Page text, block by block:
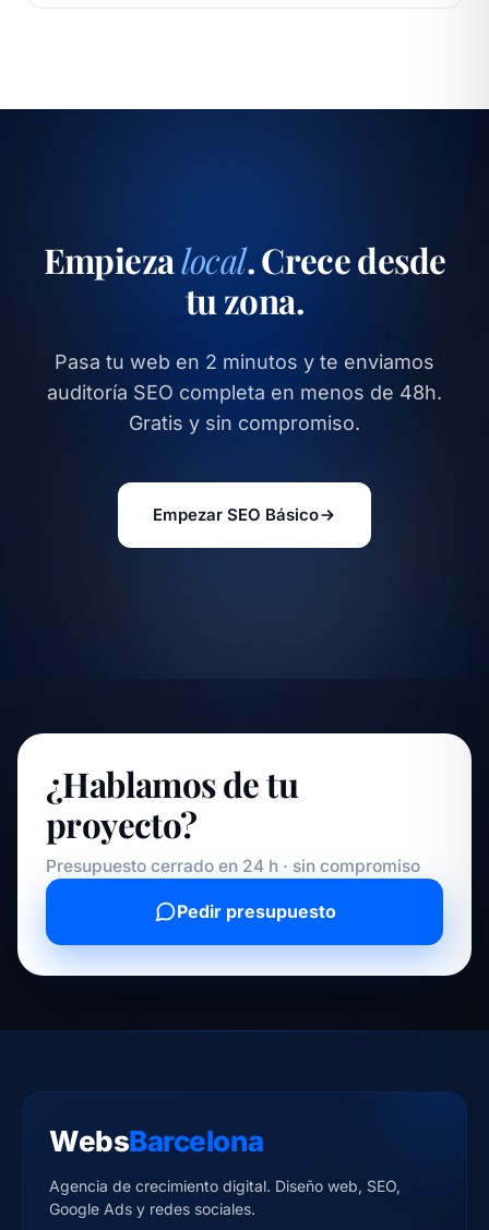
muy antigua), recomendamos rediseño antes de
Empiezalocal. Crece desde
tu zona.
Pasa tu web en 2 minutos y te enviamos
auditoría SEO completa en menos de 48h.
Gratis y sin compromiso.
Empezar SEO Básico
¿Hablamos de tu
proyecto?
Presupuesto cerrado en 24 h · sin compromiso
Pedir presupuesto
WebsBarcelona
Agencia de crecimiento digital. Diseño web, SEO,
Google Ads y redes sociales.